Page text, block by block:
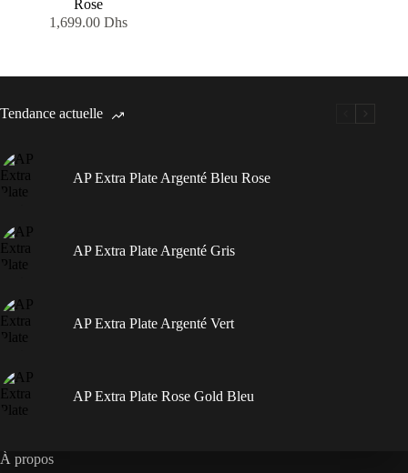
Rose
1,699.00Dhs
Tendance actuelle
AP Extra Plate Argenté Bleu Rose
AP Extra Plate Argenté Gris
AP Extra Plate Argenté Vert
AP Extra Plate Rose Gold Bleu
À propos